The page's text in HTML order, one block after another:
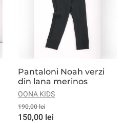
Pantaloni Noah verzi
din lana merinos
OONA KIDS
190,00 lei
150,00 lei